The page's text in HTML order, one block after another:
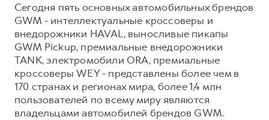
Сегодня пять основных автомобильных брендов
GWM - интеллектуальные кроссоверы и
внедорожники HAVAL, выносливые пикапы
GWM Pickup, премиальные внедорожники
TANK, электромобили ORA, премиальные
кроссоверы WEY - представлены более чем в
170 странах и регионах мира, более 1,4 млн
пользователей по всему миру являются
владельцами автомобилей брендов GWM.